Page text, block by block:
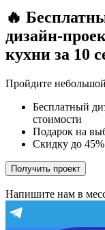
🔥
дизайн-
кухни за 10
Пройдите
Бесплатный
стоимости
Подарок на
Скидку до 45%
Получить проект
Напишите нам в